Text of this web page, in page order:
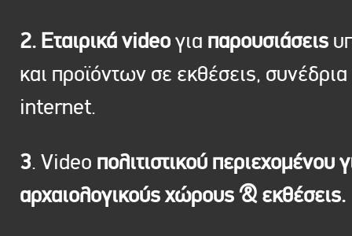
2. Εταιρικά videoγια παρουσιάσεις
και προϊόντων σε εκθέσεις, συνέδρια
internet.
3. Video πολιτιστικού περιεχομένου
αρχαιολογικούς χώρους & εκθέσεις.